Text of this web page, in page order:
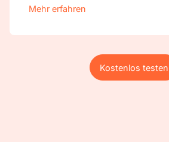
Mehr erfahren
Kostenlos testen
Kostenlos testen